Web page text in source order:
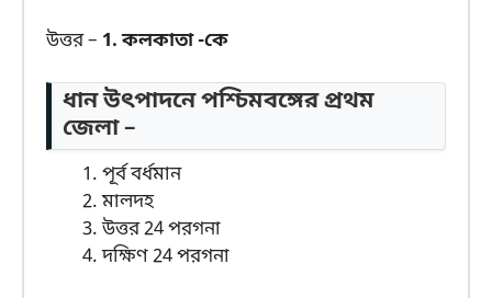
উত্তর – 1. কলকাতা -কে
ধান উৎপাদনে পশ্চিমবঙ্গের প্রথম
জেলা –
পূর্ব বর্ধমান
মালদহ
উত্তর 24 পরগনা
দক্ষিণ 24 পরগনা